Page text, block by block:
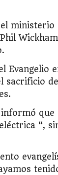
ministerio
Evangelio
sacrificio
que
“,